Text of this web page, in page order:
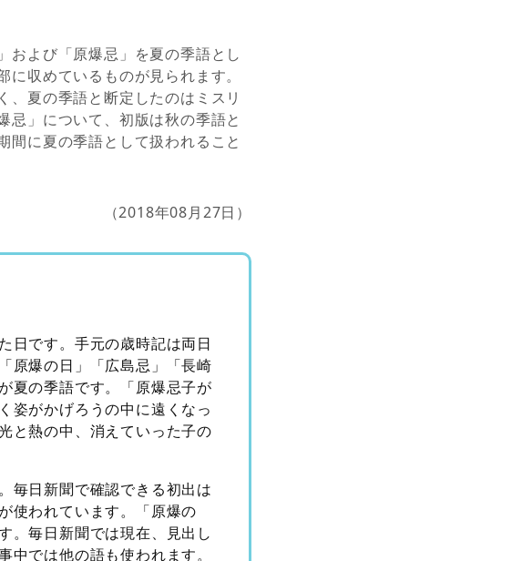
および「原爆忌」を夏の季語とし
収めているものが見られます。
、夏の季語と断定したのはミスリ
忌」について、初版は秋の季語と
間に夏の季語として扱われること
（2018年08月27日）
日です。手元の歳時記は両日
原爆の日」「広島忌」「長崎
夏の季語です。「原爆忌子が
姿がかげろうの中に遠くなっ
と熱の中、消えていった子の
毎日新聞で確認できる初出は
使われています。「原爆の
。毎日新聞では現在、見出し
では他の語も使われます。